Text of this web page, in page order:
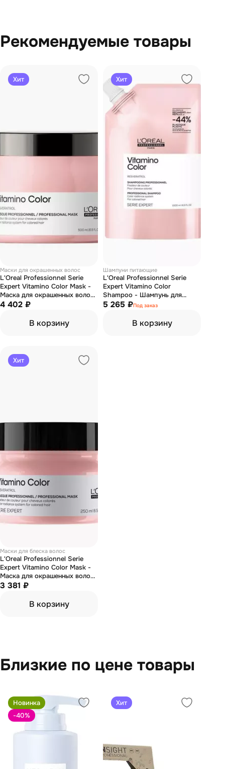
Рекомендуемые товары
Хит
Маски для окрашенных волос
L'Oreal Professionnel Serie
Expert Vitamino Color Mask -
Маска для окрашенных волос
500 мл
4 402 ₽
В корзину
Хит
Шампуни питающие
L'Oreal Professionnel Serie
Expert Vitamino Color
Shampoo - Шампунь для
окрашенных волос 1000 мл
5 265 ₽Под заказ
В корзину
Хит
Маски для блеска волос
L'Oreal Professionnel Serie
Expert Vitamino Color Mask -
Маска для окрашенных волос
250 мл
3 381 ₽
В корзину
Близкие по цене товары
Новинка
-40%
Хит